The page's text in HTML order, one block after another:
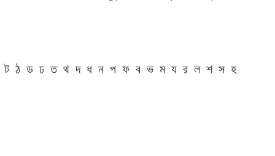
ট ঠ ড ঢ ত থ দ ধ ন প ফ ব ভ ম য র ল শ স হ